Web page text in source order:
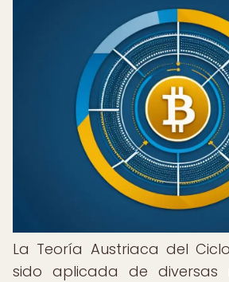
La Teoría Austriaca del
sido aplicada de diversas